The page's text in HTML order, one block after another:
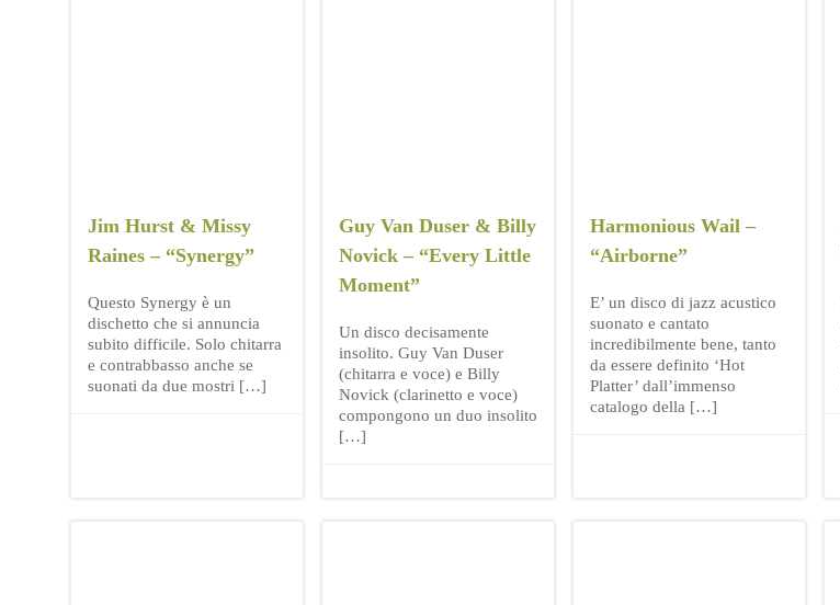
Jim Hurst & Missy
Raines – “Synergy”
Questo Synergy è un
dischetto che si annuncia
subito difficile. Solo chitarra
e contrabbasso anche se
suonati da due mostri […]
Guy Van Duser & Billy
Novick – “Every Little
Moment”
Un disco decisamente
insolito. Guy Van Duser
(chitarra e voce) e Billy
Novick (clarinetto e voce)
compongono un duo insolito
[…]
Harmonious Wail –
“Airborne”
E’ un disco di jazz acustico
suonato e cantato
incredibilmente bene, tanto
da essere definito ‘Hot
Platter’ dall’immenso
catalogo della […]